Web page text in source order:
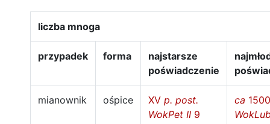
liczba mnoga
przypadek forma
najstarsze
poświadczenie
mianownik ośpice XV p. post.
WokPet II 9
ca 1500